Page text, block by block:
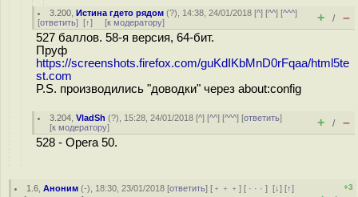
3.200 ,Истина гдето рядом (?), 14:38, 24/01/2018 [^] [^^] [^^^]
[ответить] [↑] [к модератору] + / –
527 баллов. 58-я версия, 64-бит.
Пруф
https://screenshots.firefox.com/guKdIKbMnD0rFqaa/html5te
st.com
P.S. производились "доводки" через about:config
3.204 ,VladSh (?), 15:28, 24/01/2018 [^] [^^] [^^^] [ответить]
[к модератору] + / –
528 - Opera 50.
1.6 ,Аноним (-), 18:30, 23/01/2018 [ответить] [ ﹢﹢﹢] [ · · ·][↓] [↑]
+3